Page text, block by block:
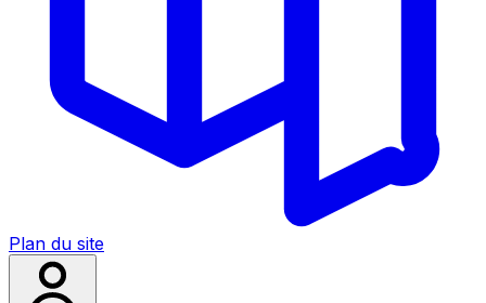
Plan du site